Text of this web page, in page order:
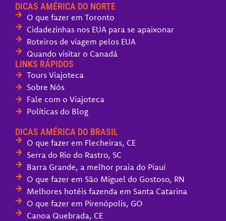
DICAS AMÉRICA DO NORTE
O que fazer em Toronto
Cidadezinhas nos EUA para se apaixonar
Roteiros de viagem pelos EUA
Quando visitar o Canadá
LINKS RÁPIDOS
Tours Viajoteca
Sobre Nós
Fale com o Viajoteca
Políticas do Blog
DICAS AMÉRICA DO BRASIL
O que fazer em Flecheiras, CE
Serra do Rio do Rastro, SC
Barra Grande, a melhor praia do Piauí
O que fazer em São Miguel do Gostoso, RN
Melhores hotéis fazenda em Santa Catarina
O que fazer em Pirenópolis, GO
Canoa Quebrada, CE